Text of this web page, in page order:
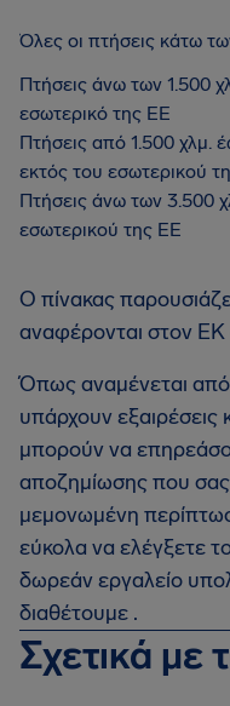
Όλες οι πτήσεις κάτω
Πτήσεις άνω των 1.500
εσωτερικό της ΕΕ
Πτήσεις από 1.500 χλμ.
εκτός του εσωτερικού
Πτήσεις άνω των 3.500
εσωτερικού της ΕΕ
Ο πίνακας
αναφέρονται στον ΕΚ
Όπως αναμένεται
υπάρχουν εξαιρέσεις
μπορούν να
αποζημίωσης που
μεμονωμένη
εύκολα να ελέγξετε
δωρεάν εργαλείο
διαθέτουμε .
Σχετικά με